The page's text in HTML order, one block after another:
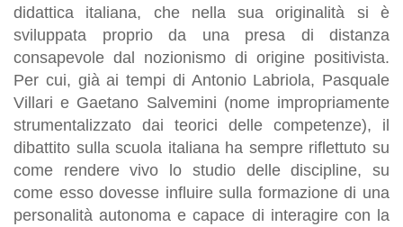
didattica italiana, che nella sua originalità si è
sviluppata proprio da una presa di distanza
consapevole dal nozionismo di origine positivista.
Per cui, già ai tempi di Antonio Labriola, Pasquale
Villari e Gaetano Salvemini (nome impropriamente
strumentalizzato dai teorici delle competenze), il
dibattito sulla scuola italiana ha sempre riflettuto su
come rendere vivo lo studio delle discipline, su
come esso dovesse influire sulla formazione di una
personalità autonoma e capace di interagire con la